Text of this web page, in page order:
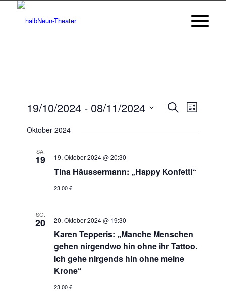
SucheListe
19/10/2024 - 08/11/2024
wählen.
Oktober 2024
SA.
19 19. Oktober 2024 @ 20:30
Tina Häussermann: „Happy Konfetti“
23.00 €
SO.
20 20. Oktober 2024 @ 19:30
Karen Tepperis: „Manche Menschen
gehen nirgendwo hin ohne ihr Tattoo.
Ich gehe nirgends hin ohne meine
Krone“
23.00 €